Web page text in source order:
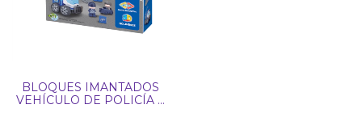
BLOQUES IMANTADOS
VEHÍCULO DE POLICÍA X